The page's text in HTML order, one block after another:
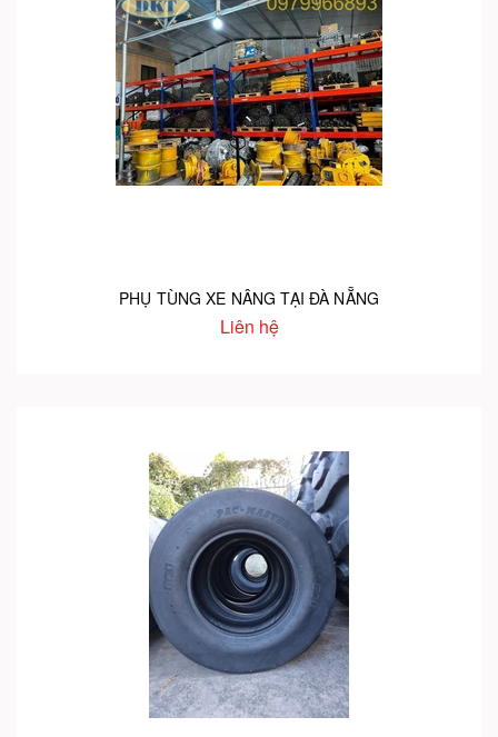
PHỤ TÙNG XE NÂNG TẠI ĐÀ NẴNG
Liên hệ